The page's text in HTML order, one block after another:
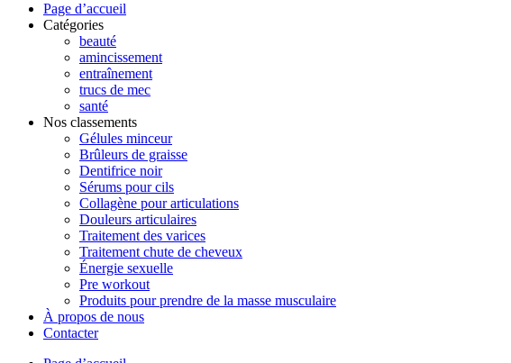
Page d’accueil
Catégories
beauté
amincissement
entraînement
trucs de mec
santé
Nos classements
Gélules minceur
Brûleurs de graisse
Dentifrice noir
Sérums pour cils
Collagène pour articulations
Douleurs articulaires
Traitement des varices
Traitement chute de cheveux
Énergie sexuelle
Pre workout
Produits pour prendre de la masse musculaire
À propos de nous
Contacter